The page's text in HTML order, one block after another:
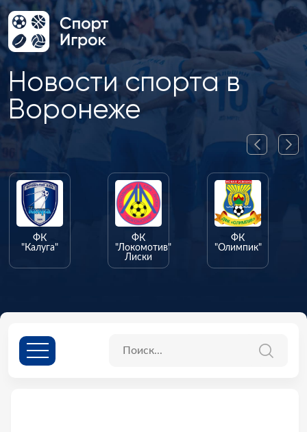
Новости спорта в
Воронеже
ФК
"Калуга"
ФК
"Локомотив"
Лиски
ФК
"Олимпик"